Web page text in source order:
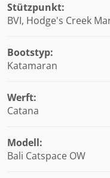
Stützpunkt:
BVI, Hodge's Creek
Bootstyp:
Katamaran
Werft:
Catana
Modell:
Bali Catspace OW